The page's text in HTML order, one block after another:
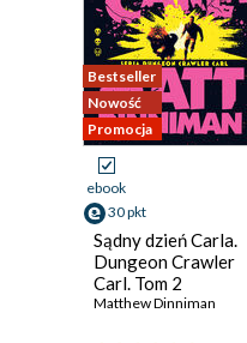
Bestseller
Nowość
Promocja
ebook
30 pkt
Sądny dzień Carla.
Dungeon Crawler
Carl. Tom 2
Matthew Dinniman